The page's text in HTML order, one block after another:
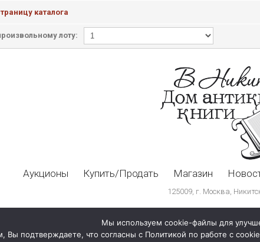
каталога
лоту:
Аукционы Купить/Продать Магазин
125009, г. Москва,
Мы используем cookie-файлы для
Вы подтверждаете, что согласны с Политикой по работе с